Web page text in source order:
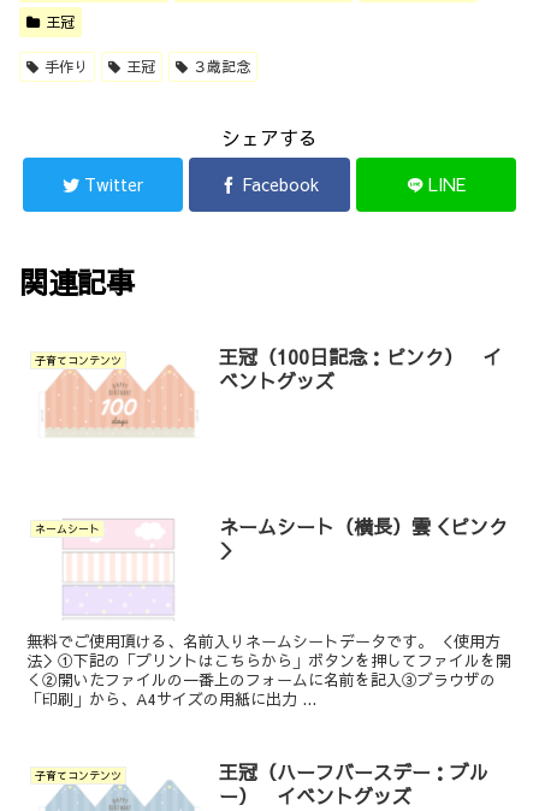
王冠
手作り 王冠 ３歳記念
シェアする
Twitter Facebook LINE
関連記事
子育てコンテンツ
王冠（100日記念：ピンク） イ
ベントグッズ
ネームシート
ネームシート（横長）雲＜ピンク
＞
無料でご使用頂ける、名前入りネームシートデータです。 ＜使用方
法＞①下記の「プリントはこちらから」ボタンを押してファイルを開
く②開いたファイルの一番上のフォームに名前を記入③ブラウザの
「印刷」から、A4サイズの用紙に出力 ...
子育てコンテンツ
王冠（ハーフバースデー：ブル
ー） イベントグッズ